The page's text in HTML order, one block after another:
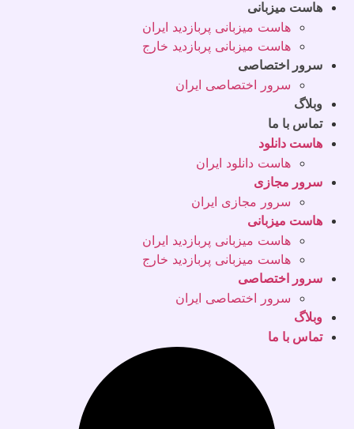
هاست میزبانی
هاست میزبانی پربازدید ایران
هاست میزبانی پربازدید خارج
سرور اختصاصی
سرور اختصاصی ایران
وبلاگ
تماس با ما
هاست دانلود
هاست دانلود ایران
سرور مجازی
سرور مجازی ایران
هاست میزبانی
هاست میزبانی پربازدید ایران
هاست میزبانی پربازدید خارج
سرور اختصاصی
سرور اختصاصی ایران
وبلاگ
تماس با ما